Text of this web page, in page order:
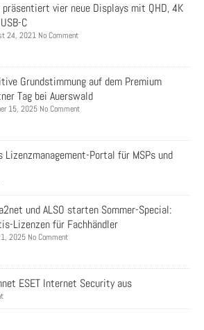
präsentiert vier neue Displays mit QHD, 4K
C
24, 2021 No Comment
Grundstimmung auf dem Premium
Tag bei Auerswald
15, 2025 No Comment
Portal für MSPs und
und ALSO starten Sommer-Special:
Lizenzen für Fachhändler
2025 No Comment
ESET Internet Security aus